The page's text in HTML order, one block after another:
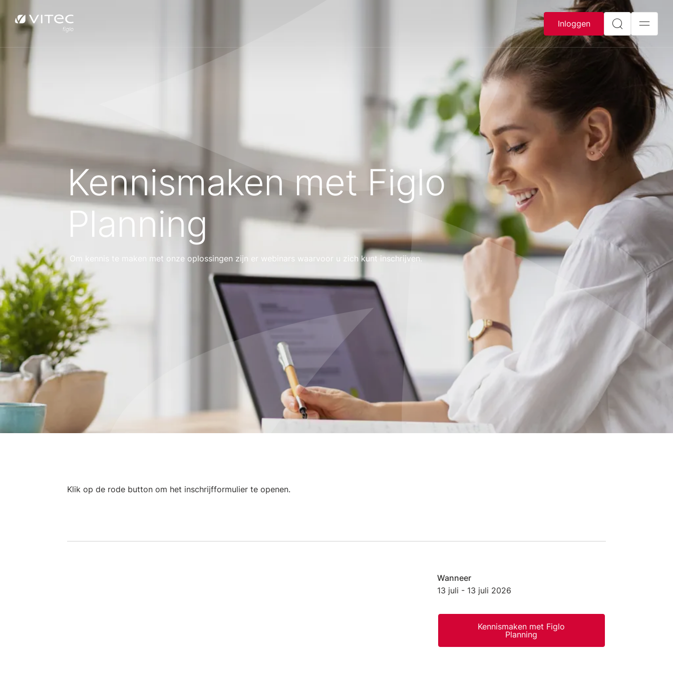
Inloggen
Kennismaken met Figlo
Planning
Om kennis te maken met onze oplossingen zijn er webinars waarvoor u zich kunt inschrijven.
Klik op de rode button om het inschrijfformulier te openen.
Wanneer
13 juli - 13 juli 2026
Kennismaken met Figlo
Planning